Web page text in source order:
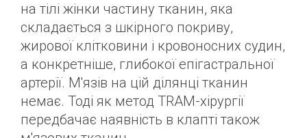
на тілі жінки частину тканин, яка
складається з шкірного покриву,
жирової клітковини і кровоносних судин,
а конкретніше, глибокої епігастральної
артерії. М'язів на цій ділянці тканин
немає. Тоді як метод TRAM-хірургії
передбачає наявність в клапті також